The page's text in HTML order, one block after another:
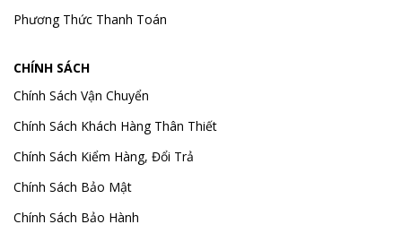
Phương Thức Thanh Toán
CHÍNH SÁCH
Chính Sách Vận Chuyển
Chính Sách Khách Hàng Thân Thiết
Chính Sách Kiểm Hàng, Đổi Trả
Chính Sách Bảo Mật
Chính Sách Bảo Hành